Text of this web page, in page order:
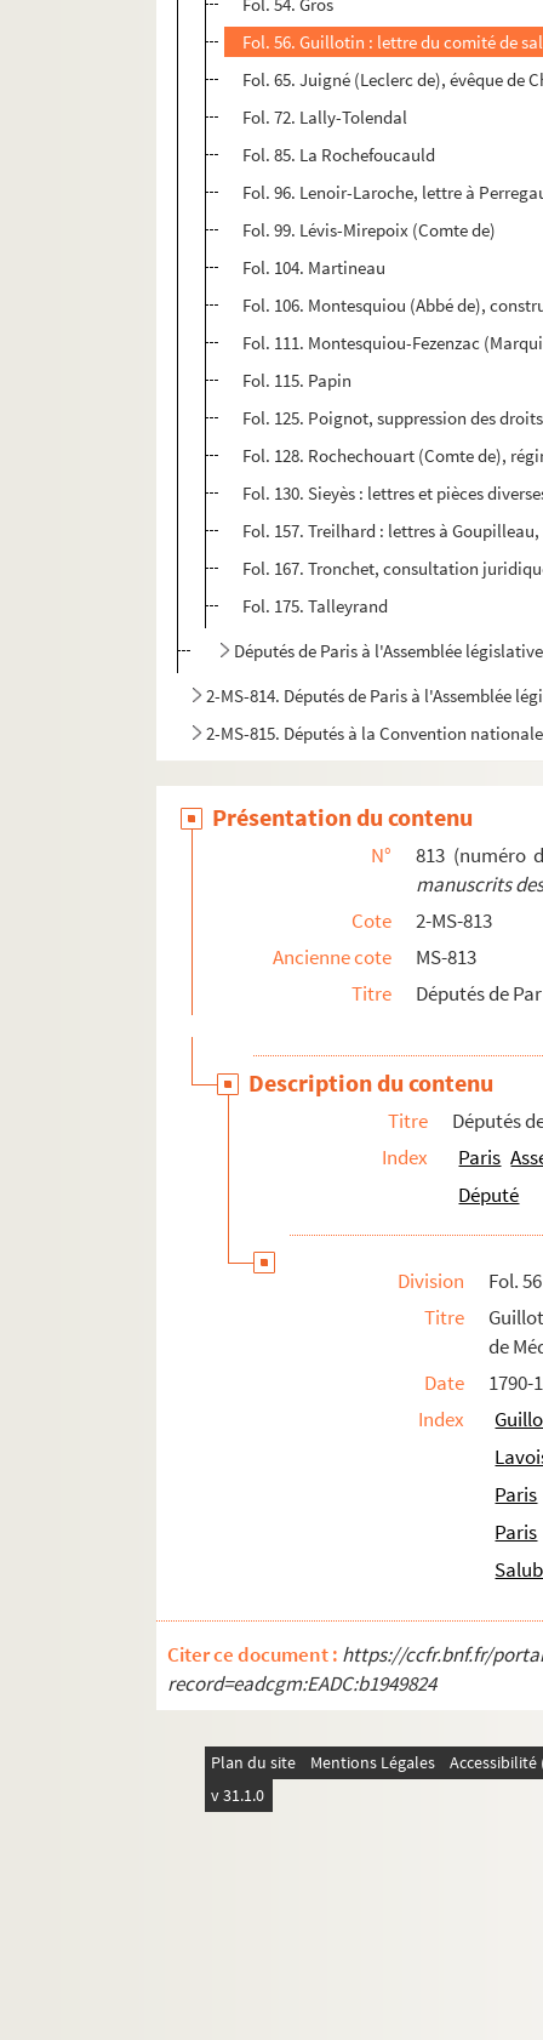
Fol. 56. Guillotin : lettre du comité de
Fol. 65. Juigné (Leclerc de), évêque de
Fol. 72. Lally-Tolendal
Fol. 85. La Rochefoucauld
Fol. 96. Lenoir-Laroche, lettre à
Fol. 99. Lévis-Mirepoix (Comte de)
Fol. 104. Martineau
Fol. 106. Montesquiou (Abbé de),
Fol. 111. Montesquiou-Fezenzac
Fol. 115. Papin
Fol. 125. Poignot, suppression des
Fol. 128. Rochechouart (Comte de),
Fol. 130. Sieyès : lettres et pièces
Fol. 157. Treilhard : lettres à
Fol. 167. Tronchet, consultation
Fol. 175. Talleyrand
Députés de Paris à l'Assemblée législative
2-MS-814. Députés de Paris à l'Assemblée
2-MS-815. Députés à la Convention nationale
Présentation du contenu
N°
813 (numéro
manuscrits
Cote
2-MS-813
Ancienne cote
MS-813
Titre
Députés de
Description du contenu
Titre
Députés
Index
Paris
Député
Division
Fol. 56
Titre
de
Date
1790-
Index
Paris
Paris
Citer ce document : https://ccfr.bnf.fr/
record=eadcgm:EADC:b1949824
Plan du site Mentions Légales
v 31.1.0